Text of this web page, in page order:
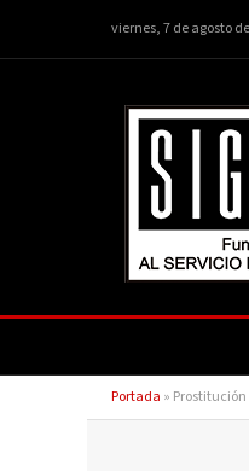
viernes, 7 de agosto
Portada » Prostitución